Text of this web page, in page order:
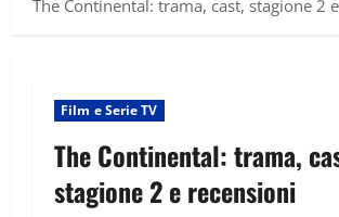
The Continental: trama, cast, stagione 2
Film e Serie TV
The Continental: trama,
stagione 2 e recensioni